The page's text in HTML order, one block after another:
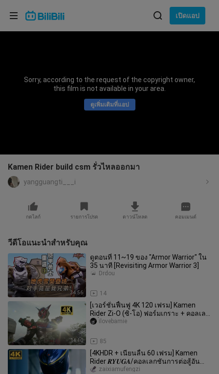
เปิดแอป
Sorry, according to the request of the copyright owner,
this film is not available in your area.
ดูเพิ่มเติมที่แอป
Kamen Rider build csm รั่วไหลออกมา
yangguangti___i
กดไลก์ รายการโปรด ดาวน์โหลด คอมเมนต์
วีดีโอแนะนำสำหรับคุณ
34:56
ดูตอนที่ 11~19 ของ "Armor Warrior" ใน
35 นาที [Revisiting Armor Warrior 3]
14
Drdou
14:10
[เวอร์ชั่นฟื้นฟู 4K 120 เฟรม] Kamen
Rider Zi-O (ซิ-โอ) ฟอร์มเกราะ + คอลเล
คชั่นท่าพิเศษ!
85
ilovebamie
[4KHDR + เนียนลื่น 60 เฟรม] Kamen
Rider 𝑹𝒀𝑼𝑮𝑨/คอลเลกชันการต่อสู้อัน
ร้อนแรงของ Ryuga ต้องมี!
zaixiamufengzi
เลือกภาษา